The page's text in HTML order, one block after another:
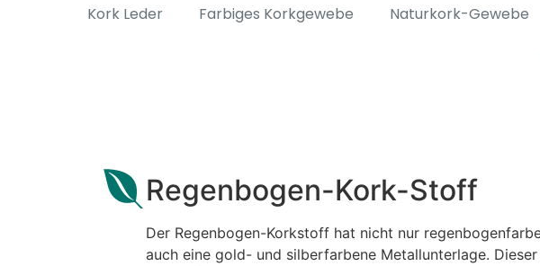
Kork Leder Farbiges Korkgewebe Naturkork-Gewebe
Regenbogen-Kork-Stoff
Der Regenbogen-Korkstoff hat nicht nur
auch eine gold- und silberfarbene Metallunterlage.